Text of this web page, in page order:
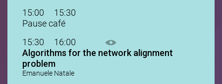
15:00
15:30
Pause café
15:30
16:00
Algorithms for the network alignment
problem
Emanuele Natale